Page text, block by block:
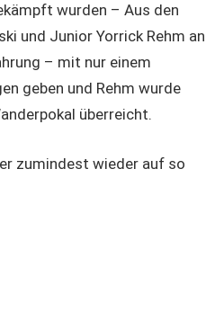
wurden – Aus den
und Junior Yorrick Rehm an
– mit nur einem
geben und Rehm wurde
überreicht.
zumindest wieder auf so